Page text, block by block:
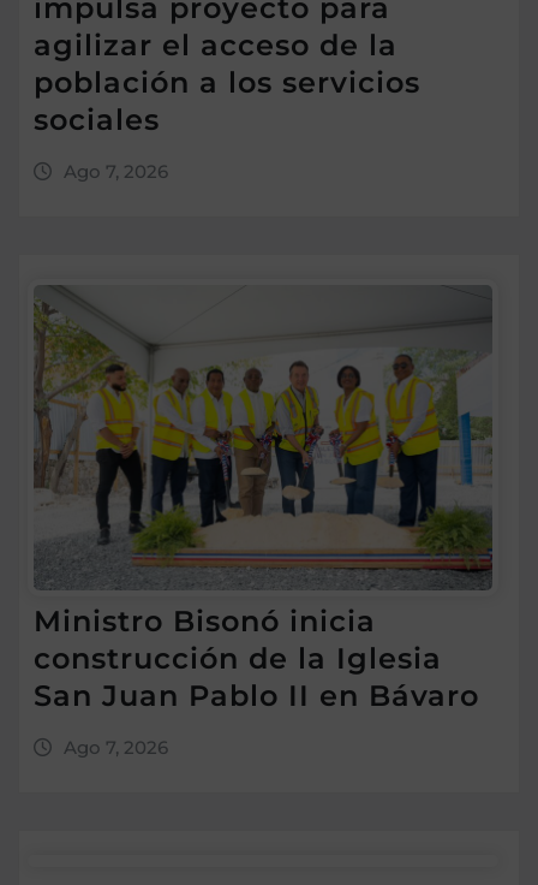
impulsa proyecto para
agilizar el acceso de la
población a los servicios
sociales
Ago 7, 2026
Ministro Bisonó inicia
construcción de la Iglesia
San Juan Pablo II en Bávaro
Ago 7, 2026